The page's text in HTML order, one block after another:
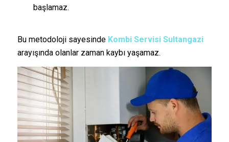
başlamaz.
Bu metodoloji sayesinde Kombi Servisi Sultangazi
arayışında olanlar zaman kaybı yaşamaz.